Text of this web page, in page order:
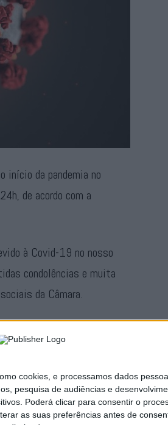
cookies, e processamos dados
pesquisa de audiências e
Poderá clicar para consentir o
as suas preferências antes de
início da pandemia no
de acordo com a
à Covid-19 no nosso
condolências e muita
da Câmara.